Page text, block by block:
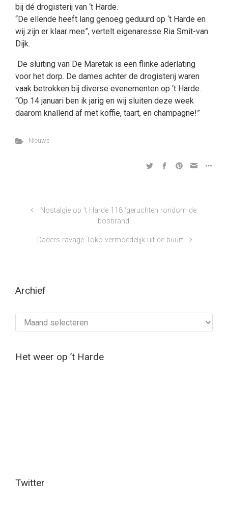
bij dé drogisterij van ‘t Harde.
“De ellende heeft lang genoeg geduurd op ‘t Harde en
wij zijn er klaar mee”, vertelt eigenaresse Ria Smit-van
Dijk.
De sluiting van De Maretak is een flinke aderlating
voor het dorp. De dames achter de drogisterij waren
vaak betrokken bij diverse evenementen op ‘t Harde.
“Op 14 januari ben ik jarig en wij sluiten deze week
daarom knallend af met koffie, taart, en champagne!”
Nieuws
Nostalgie op ’t Harde 118 ‘geruchten rondom de
bosbrand’
Daders ravage Toko vermoedelijk uit de buurt
Archief
Het weer op ’t Harde
Twitter